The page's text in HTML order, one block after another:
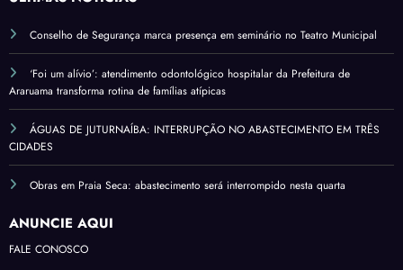
Conselho de Segurança marca presença em seminário no Teatro Municipal
‘Foi um alívio’: atendimento odontológico hospitalar da Prefeitura de
Araruama transforma rotina de famílias atípicas
ÁGUAS DE JUTURNAÍBA: INTERRUPÇÃO NO ABASTECIMENTO EM TRÊS
CIDADES
Obras em Praia Seca: abastecimento será interrompido nesta quarta
ANUNCIE AQUI
FALE CONOSCO